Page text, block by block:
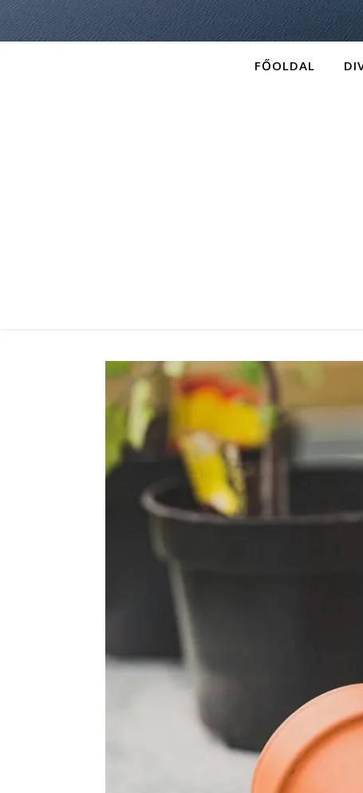
FŐOLDAL